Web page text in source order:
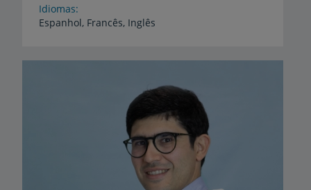
Idiomas
Espanhol, Francês, Inglês